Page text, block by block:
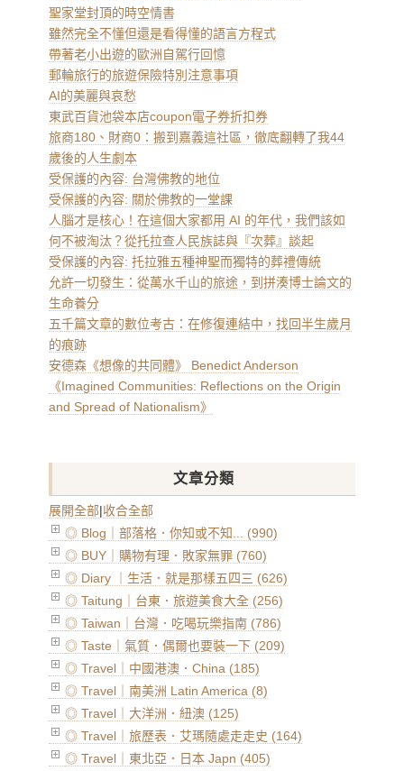
聖家堂封頂的時空情書
雖然完全不懂但還是看得懂的語言方程式
帶著老小出遊的歐洲自駕行回憶
郵輪旅行的旅遊保險特別注意事項
AI的美麗與哀愁
東武百貨池袋本店coupon電子券折扣券
旅商180、財商0：搬到嘉義這社區，徹底翻轉了我44
歲後的人生劇本
受保護的內容: 台灣佛教的地位
受保護的內容: 關於佛教的一堂課
人腦才是核心！在這個大家都用 AI 的年代，我們該如
何不被淘汰？從托拉查人民族誌與『次葬』談起
受保護的內容: 托拉雅五種神聖而獨特的葬禮傳統
允許一切發生：從萬水千山的旅途，到拼湊博士論文的
生命養分
五千篇文章的數位考古：在修復連結中，找回半生歲月
的痕跡
安德森《想像的共同體》 Benedict Anderson
《Imagined Communities: Reflections on the Origin
and Spread of Nationalism》
文章分類
展開全部|收合全部
◎ Blog｜部落格．你知或不知... (990)
◎ BUY｜購物有理．敗家無罪 (760)
◎ Diary ｜生活．就是那樣五四三 (626)
◎ Taitung｜台東．旅遊美食大全 (256)
◎ Taiwan｜台灣．吃喝玩樂指南 (786)
◎ Taste｜氣質．偶爾也要裝一下 (209)
◎ Travel｜中國港澳．China (185)
◎ Travel｜南美洲 Latin America (8)
◎ Travel｜大洋洲．紐澳 (125)
◎ Travel｜旅歷表．艾瑪隨處走走史 (164)
◎ Travel｜東北亞．日本 Japn (405)